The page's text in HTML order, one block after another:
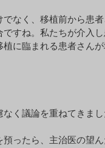
なく、移植前から患
すね。私たちが介入
に臨まれる患者さん
く議論を重ねてきま
ったら、主治医の望